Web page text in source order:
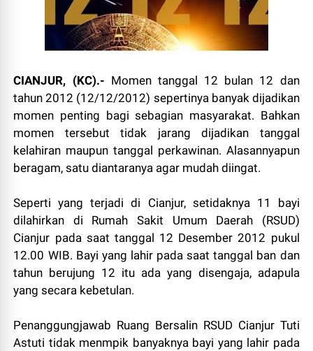
CIANJUR, (KC).- Momen tanggal 12 bulan 12 dan
tahun 2012 (12/12/2012) sepertinya banyak dijadikan
momen penting bagi sebagian masyarakat. Bahkan
momen tersebut tidak jarang dijadikan tanggal
kelahiran maupun tanggal perkawinan. Alasannyapun
beragam, satu diantaranya agar mudah diingat.
Seperti yang terjadi di Cianjur, setidaknya 11 bayi
dilahirkan di Rumah Sakit Umum Daerah (RSUD)
Cianjur pada saat tanggal 12 Desember 2012 pukul
12.00 WIB. Bayi yang lahir pada saat tanggal ban dan
tahun berujung 12 itu ada yang disengaja, adapula
yang secara kebetulan.
Penanggungjawab Ruang Bersalin RSUD Cianjur Tuti
Astuti tidak menmpik banyaknya bayi yang lahir pada